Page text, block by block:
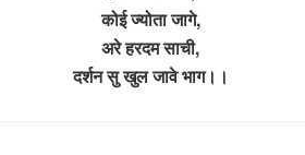
कोई ज्योता जागे,
अरे हरदम साची,
दर्शन सु खुल जावे भाग।।